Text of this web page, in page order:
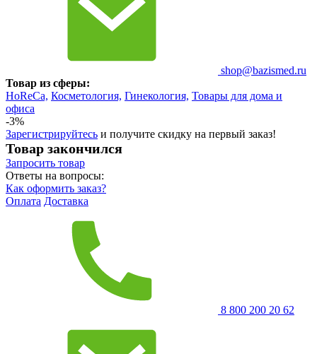
shop@bazismed.ru
Товар из сферы:
HoReCa, Косметология, Гинекология, Товары для дома и
офиса
-3%
Зарегистрируйтесь и получите скидку на первый заказ!
Товар закончился
Запросить товар
Ответы на вопросы:
Как оформить заказ?
Оплата Доставка
8 800 200 20 62